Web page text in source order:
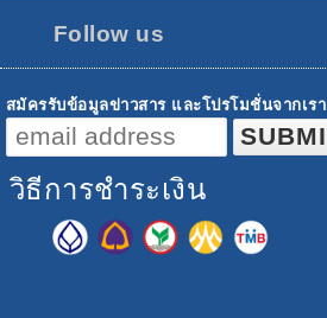
Follow us
สมัครรับข้อมูลข่าวสาร และโปรโมชั่นจากเรา
วิธีการชำระเงิน